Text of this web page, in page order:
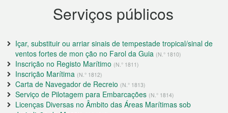
Serviços públicos
Içar, substituir ou arriar sinais de tempestade tropical/sinal de
ventos fortes de mon ção no Farol da Guia (N.° 1810)
Inscrição no Registo Marítimo (N.° 1811)
Inscrição Marítima (N.° 1812)
Carta de Navegador de Recreio (N.° 1813)
Serviço de Pilotagem para Embarcações (N.° 1814)
Licenças Diversas no Âmbito das Áreas Marítimas sob